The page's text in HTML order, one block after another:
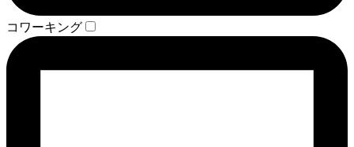
コワーキング